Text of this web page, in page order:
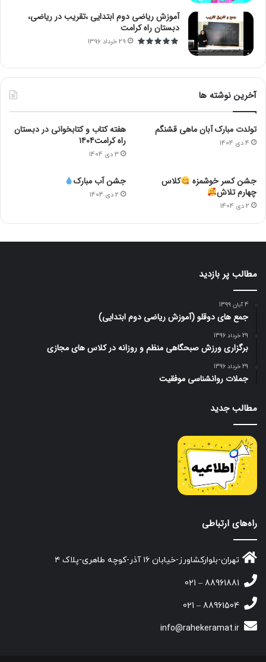
آموزش ریاضی دوم ابتدایی ،تقریب در ریاضی،
دبستان راه کرامت
29 خرداد 1396
آخرین نوشته ها
تولدت مبارک آبان ماهی قشنگم
4 دی 1404
هفته کتاب و کتابخوانی در دبستان
راه کرامت۱۴۰۴
3 دی 1404
جشن کسر خوشمزه
کلاس
چهارم تلاش
2 دی 1404
جشن آب مبارک
2 دی 1404
مطالب پر بازدید
4 آبان 1399
جمع های دوقلو (آموزش ریاضی دوم ابتدایی)
29 خرداد 1396
برگزاری ورزش صبحگاهی منظم و روزانه در کلاس های مجازی
29 خرداد 1396
جملات روانشناسی موفقیت
مطالب جدید
راه‌های ارتباطی
تهران-بلوارکشاورز-خیابان ۱۶ آذر-کوچه طاهری-پلاک ۴
88961881 – 021
88961504 – 021
info@rahekeramat.ir